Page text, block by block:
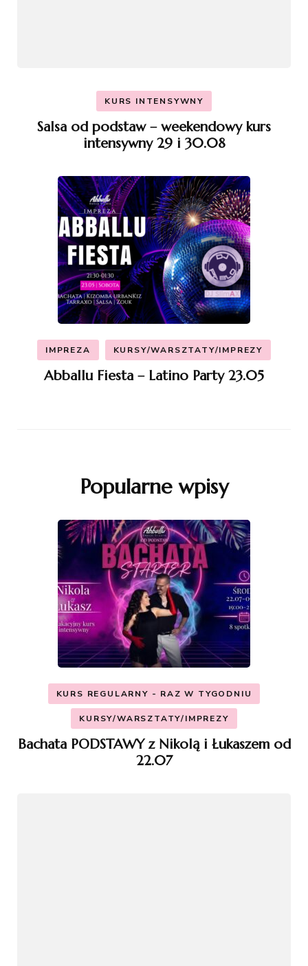
KURS INTENSYWNY
Salsa od podstaw – weekendowy kurs
intensywny 29 i 30.08
IMPREZA KURSY/WARSZTATY/IMPREZY
Abballu Fiesta – Latino Party 23.05
Popularne wpisy
KURS REGULARNY - RAZ W TYGODNIU
KURSY/WARSZTATY/IMPREZY
Bachata PODSTAWY z Nikolą i Łukaszem od
22.07